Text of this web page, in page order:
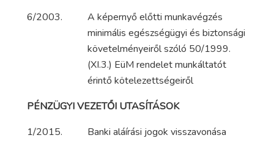
6/2003.
A képernyő előtti munkavégzés
minimális egészségügyi és biztonsági
követelményeiről szóló 50/1999.
(XI.3.) EüM rendelet munkáltatót
érintő kötelezettségeiről
PÉNZÜGYI VEZETŐI UTASÍTÁSOK
1/2015.
Banki aláírási jogok visszavonása